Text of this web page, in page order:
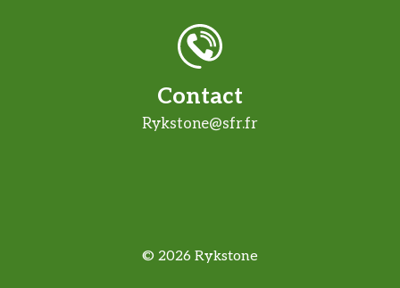
Contact
Rykstone@sfr.fr
© 2026 Rykstone